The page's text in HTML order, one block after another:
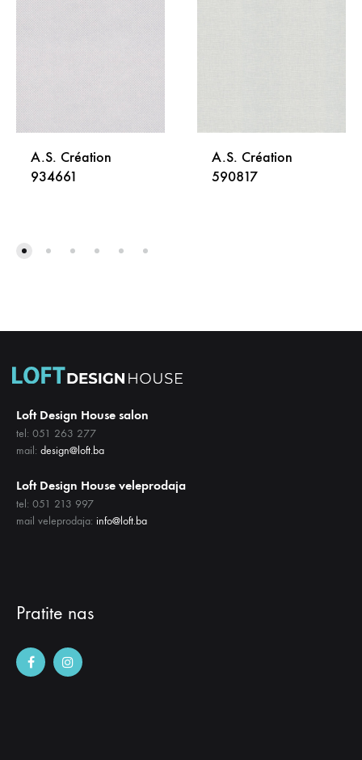
A.S. Création
934661
A.S. Création
590817
Loft Design House salon
tel: 051 263 277
mail: design@loft.ba
Loft Design House veleprodaja
tel: 051 213 997
mail veleprodaja: info@loft.ba
Pratite nas